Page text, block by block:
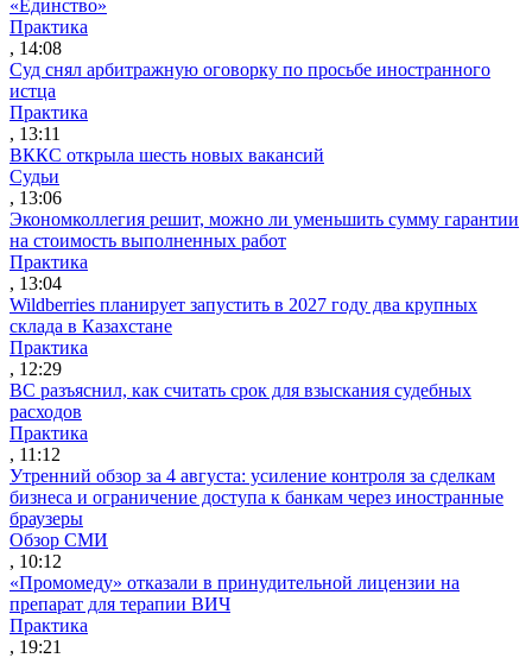
«Единство»
Практика
, 14:08
Суд снял арбитражную оговорку по просьбе иностранного
истца
Практика
, 13:11
ВККС открыла шесть новых вакансий
Судьи
, 13:06
Экономколлегия решит, можно ли уменьшить сумму гарантии
на стоимость выполненных работ
Практика
, 13:04
Wildberries планирует запустить в 2027 году два крупных
склада в Казахстане
Практика
, 12:29
ВС разъяснил, как считать срок для взыскания судебных
расходов
Практика
, 11:12
Утренний обзор за 4 августа: усиление контроля за сделкам
бизнеса и ограничение доступа к банкам через иностранные
браузеры
Обзор СМИ
, 10:12
«Промомеду» отказали в принудительной лицензии на
препарат для терапии ВИЧ
Практика
, 19:21